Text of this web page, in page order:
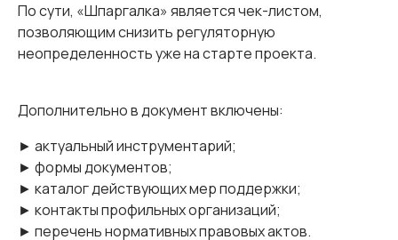
По сути, «Шпаргалка» является чек-листом,
позволяющим снизить регуляторную
неопределенность уже на старте проекта.
Дополнительно в документ включены:
► актуальный инструментарий;
► формы документов;
► каталог действующих мер поддержки;
► контакты профильных организаций;
► перечень нормативных правовых актов.